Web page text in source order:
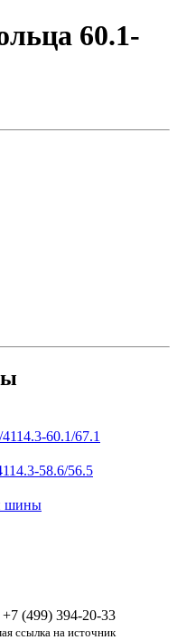
60.1-
60.1/67.1
58.6/56.5
шины
(499) 394-20-33
ссылка на источник